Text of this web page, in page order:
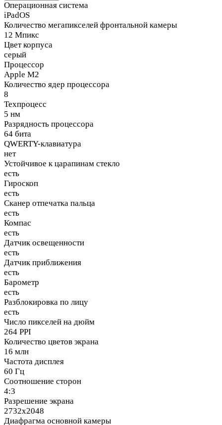
Операционная система
iPadOS
Количество мегапикселей фронтальной камеры
12 Мпикс
Цвет корпуса
серый
Процессор
Apple M2
Количество ядер процессора
8
Техпроцесс
5 нм
Разрядность процессора
64 бита
QWERTY-клавиатура
нет
Устойчивое к царапинам стекло
есть
Гироскоп
есть
Сканер отпечатка пальца
есть
Компас
есть
Датчик освещенности
есть
Датчик приближения
есть
Барометр
есть
Разблокировка по лицу
есть
Число пикселей на дюйм
264 PPI
Количество цветов экрана
16 млн
Частота дисплея
60 Гц
Соотношение сторон
4:3
Разрешение экрана
2732x2048
Диафрагма основной камеры